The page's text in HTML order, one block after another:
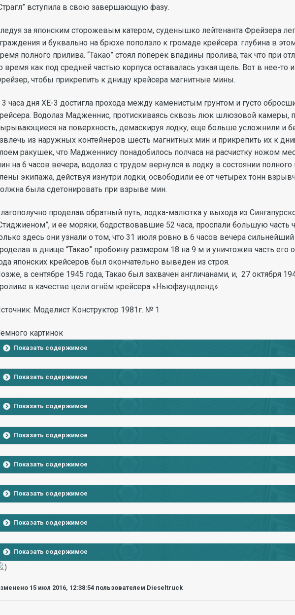
вступила в свою завершающую фазу.
за японским сторожевым катером, суденышко лейтенанта Фрейзера
и буквально на брюхе поползло к громаде крейсера: глубина в
полного прилива. “Такао” стоял поперек впадины пролива, так что при
время как под средней частью корпуса оставалась узкая щель. Вот в нее-то
чтобы прикрепить к днищу крейсера магнитные мины.
3 часа дня ХЕ-3 достигла прохода между каменистым грунтом и густо
Водолаз Мадженнис, протискиваясь сквозь люк шлюзовой камеры,
на поверхность, демаскируя лодку, еще больше усложнили и
из наружных контейнеров шесть магнитных мин и прикрепить их к
ракушек, что Мадженнису понадобилось полчаса на расчистку ножом
на 6 часов вечера, водолаз с трудом вернулся в лодку в состоянии
экипажа, действуя изнутри лодки, освободили ее от четырех тонн
была сдетонировать при взрыве мин.
проделав обратный путь, лодка-малютка у выхода из
и ее моряки, бодрствовавшие 52 часа, проспали большую часть
здесь они узнали о том, что 31 июля ровно в 6 часов вечера
в днище “Такао” пробоину размером 18 на 9 м и уничтожив часть
японских крейсеров был окончательно выведен из строя.
в сентябре 1945 года, Такао был захвачен англичанами, и, 27 октября
в качестве цели огнём крейсера «Ньюфаундленд».
Моделист Конструктор 1981г. № 1
картинок
Показать содержимое
Показать содержимое
Показать содержимое
Показать содержимое
Показать содержимое
Показать содержимое
Показать содержимое
Показать содержимое
15 июл 2016, 12:38:54 пользователем Dieseltruck